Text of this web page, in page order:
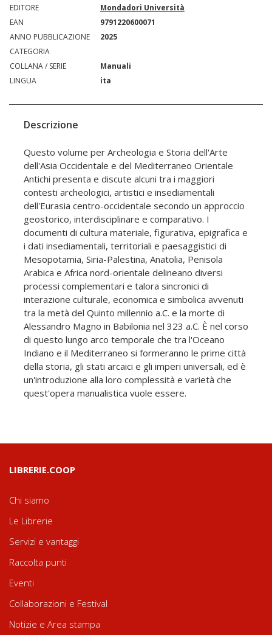
EDITORE
Mondadori Università
EAN
9791220600071
ANNO PUBBLICAZIONE
2025
CATEGORIA
COLLANA / SERIE
Manuali
LINGUA
ita
Descrizione
Questo volume per Archeologia e Storia dell'Arte
dell'Asia Occidentale e del Mediterraneo Orientale
Antichi presenta e discute alcuni tra i maggiori
contesti archeologici, artistici e insediamentali
dell'Eurasia centro-occidentale secondo un approccio
geostorico, interdisciplinare e comparativo. I
documenti di cultura materiale, figurativa, epigrafica e
i dati insediamentali, territoriali e paesaggistici di
Mesopotamia, Siria-Palestina, Anatolia, Penisola
Arabica e Africa nord-orientale delineano diversi
processi complementari e talora sincronici di
interazione culturale, economica e simbolica avvenuti
tra la metà del Quinto millennio a.C. e la morte di
Alessandro Magno in Babilonia nel 323 a.C. È nel corso
di questo lungo arco temporale che tra l'Oceano
Indiano e il Mediterraneo si formeranno le prime città
della storia, gli stati arcaici e gli imperi universali, ed è
un'introduzione alla loro complessità e varietà che
quest'opera manualistica vuole essere.
LIBRERIE.COOP
Chi siamo
Le Librerie
Servizi e vantaggi
Raccolta punti
Eventi
Collaborazioni e Festival
Notizie e Area stampa